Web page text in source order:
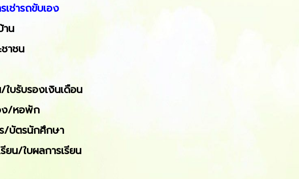
เช่ารถขับเอง
าน
าชน
บรับรองเงินเดือน
ง/หอพัก
/บัตรนักศึกษา
ยน/ใบผลการเรียน